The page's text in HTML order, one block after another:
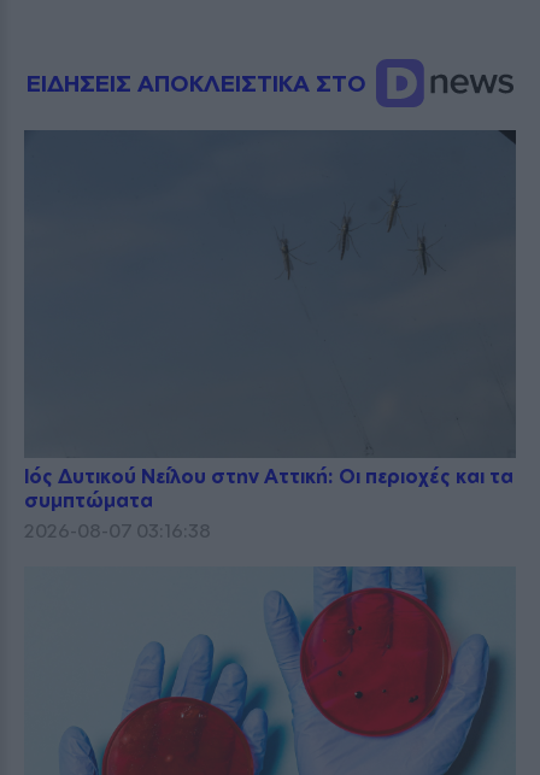
ΕΙΔΗΣΕΙΣ ΑΠΟΚΛΕΙΣΤΙΚΑ ΣΤΟ
Ιός Δυτικού Νείλου στην Αττική: Οι περιοχές και τα
συμπτώματα
2026-08-07 03:16:38